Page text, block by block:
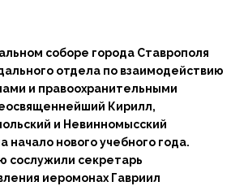
соборе города Ставрополя
отдела по взаимодействию
и правоохранительными
Кирилл,
и Невинномысский
начало нового учебного года.
сослужили секретарь
иеромонах Гавриил